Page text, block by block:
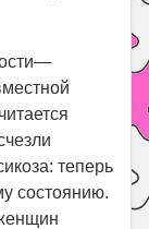
теперь
состоянию.